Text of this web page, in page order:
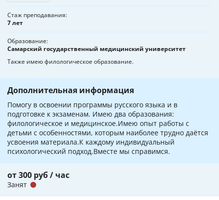
Стаж преподавания
7 лет
Образование
Самарский государственный медицинский университет
Также имею филологическое образование.
Дополнительная информация
Помогу в освоении программы русского языка и в
подготовке к экзаменам. Имею два образования:
филологическое и медицинское.Имею опыт работы с
детьми с особенностями, которым наиболее трудно даётся
усвоения материала.К каждому индивидуальный
психологический подход.Вместе мы справимся.
от 300 руб / час
Занят